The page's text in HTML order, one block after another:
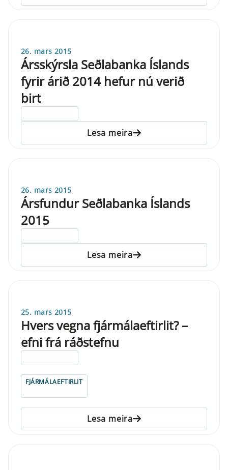
26. mars 2015
Ársskýrsla Seðlabanka Íslands
fyrir árið 2014 hefur nú verið
birt
Lesa meira
26. mars 2015
Ársfundur Seðlabanka Íslands
2015
Lesa meira
25. mars 2015
Hvers vegna fjármálaeftirlit? –
efni frá ráðstefnu
FJÁRMÁLAEFTIRLIT
Lesa meira